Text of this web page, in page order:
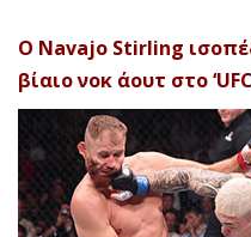
Ο Navajo Stirling
βίαιο νοκ άουτ στο